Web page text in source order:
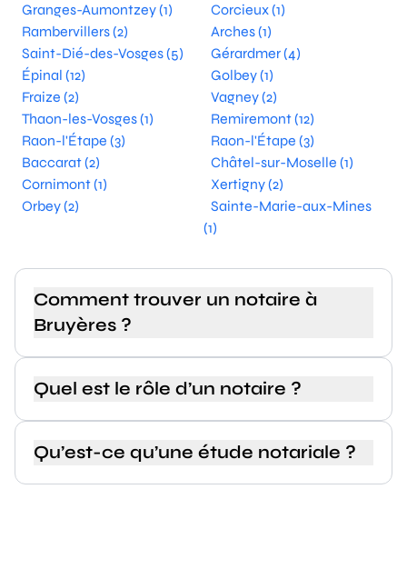
Granges-Aumontzey (1)
Corcieux (1)
Rambervillers (2)
Arches (1)
Saint-Dié-des-Vosges (5)
Gérardmer (4)
Épinal (12)
Golbey (1)
Fraize (2)
Vagney (2)
Thaon-les-Vosges (1)
Remiremont (12)
Raon-l'Étape (3)
Raon-l'Étape (3)
Baccarat (2)
Châtel-sur-Moselle (1)
Cornimont (1)
Xertigny (2)
Orbey (2)
Sainte-Marie-aux-Mines
(1)
Comment trouver un notaire à
Bruyères ?
Quel est le rôle d’un notaire ?
Qu’est-ce qu’une étude notariale ?